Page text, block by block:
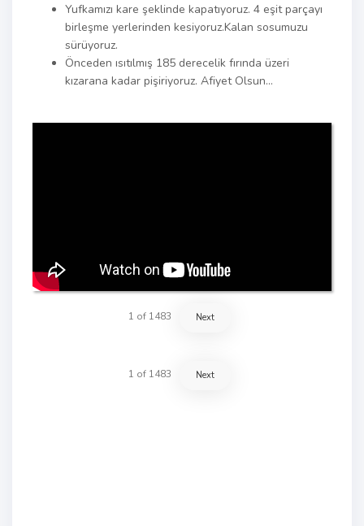
Yufkamızı kare şeklinde kapatıyoruz. 4 eşit parçayı
birleşme yerlerinden kesiyoruz.Kalan sosumuzu
sürüyoruz.
Önceden ısıtılmış 185 derecelik fırında üzeri
kızarana kadar pişiriyoruz. Afiyet Olsun…
1 of 1483 Next
1 of 1483 Next